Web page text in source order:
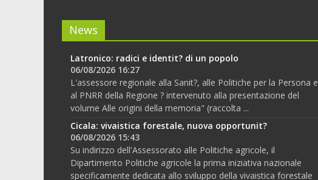
News
Latronico: radici e identit? di un popolo
06/08/2026 16:27
L'assessore regionale alla Sanit?, alle Politiche per la Persona e
al PNRR della Regione ? intervenuto alla presentazione del
volume Alle origini della memoria" (raccolta ...
Cicala: vivaistica forestale, nuova opportunit?
06/08/2026 15:43
Su indirizzo dell'Assessorato alle Politiche agricole, il
Dipartimento Politiche agricole la prima iniziativa nazionale
specificamente dedicata allo sviluppo della vivaistica forestale